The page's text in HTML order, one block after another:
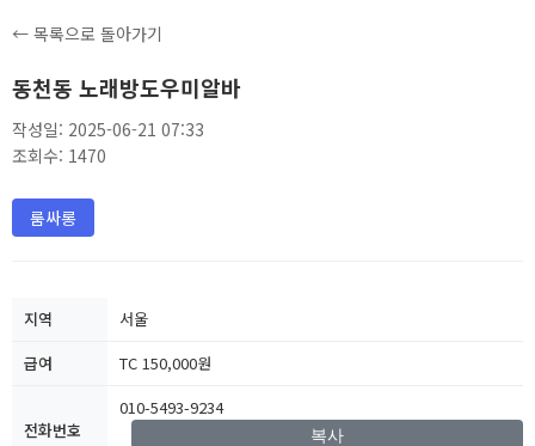
← 목록으로 돌아가기
동천동 노래방도우미알바
작성일: 2025-06-21 07:33
조회수: 1470
룸싸롱
지역
서울
급여
TC 150,000원
전화번호
010-5493-9234
복사